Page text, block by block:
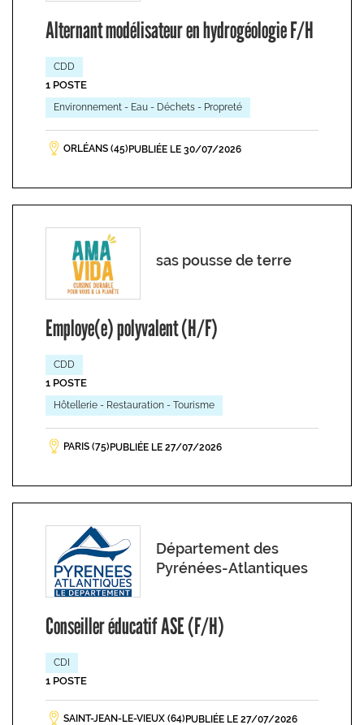
Alternant modélisateur en hydrogéologie F/H
CDD
1 POSTE
Environnement - Eau - Déchets - Propreté
ORLÉANS (45) PUBLIÉE LE 30/07/2026
sas pousse de terre
Employe(e) polyvalent (H/F)
CDD
1 POSTE
Hôtellerie - Restauration - Tourisme
PARIS (75) PUBLIÉE LE 27/07/2026
Département des
Pyrénées-Atlantiques
Conseiller éducatif ASE (F/H)
CDI
1 POSTE
SAINT-JEAN-LE-VIEUX (64) PUBLIÉE LE 27/07/2026